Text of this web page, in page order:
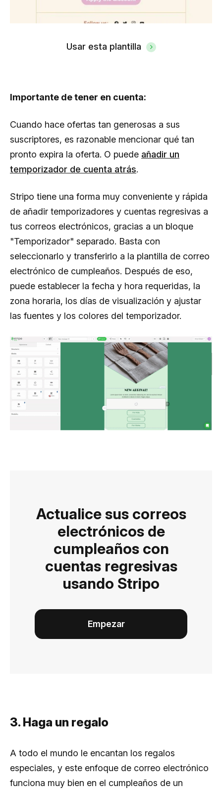
Usar esta plantilla
Importante de tener en cuenta:
Cuando hace ofertas tan generosas a sus
suscriptores, es razonable mencionar qué tan
pronto expira la oferta. O puede añadir un
temporizador de cuenta atrás.
Stripo tiene una forma muy conveniente y rápida
de añadir temporizadores y cuentas regresivas a
tus correos electrónicos, gracias a un bloque
"Temporizador" separado. Basta con
seleccionarlo y transferirlo a la plantilla de correo
electrónico de cumpleaños. Después de eso,
puede establecer la fecha y hora requeridas, la
zona horaria, los días de visualización y ajustar
las fuentes y los colores del temporizador.
Actualice sus correos
electrónicos de
cumpleaños con
cuentas regresivas
usando Stripo
Empezar
3. Haga un regalo
A todo el mundo le encantan los regalos
especiales, y este enfoque de correo electrónico
funciona muy bien en el cumpleaños de un